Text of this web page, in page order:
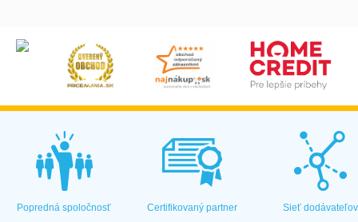
Popredná spoločnosť Certifikovaný partner Sieť dodávateľov